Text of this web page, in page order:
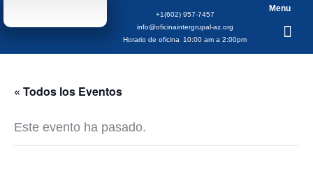
+1(602) 957-7457
info@oficinaintergrupal-az.org
Horario de oficina
10:00 am a 2:00pm
Menu
« Todos los Eventos
Este evento ha pasado.